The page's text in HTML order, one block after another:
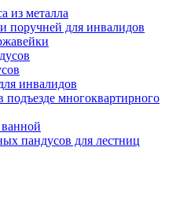
из металла
поручней для инвалидов
инвалидов
подъезде многоквартирного
пандусов для лестниц